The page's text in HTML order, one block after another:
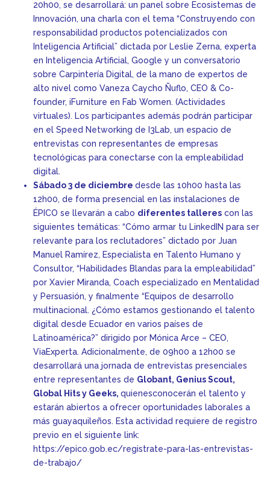
20h00, se desarrollará: un panel sobre Ecosistemas de
Innovación, una charla con el tema “Construyendo con
responsabilidad productos potencializados con
Inteligencia Artificial” dictada por Leslie Zerna, experta
en Inteligencia Artificial, Google y un conversatorio
sobre Carpintería Digital, de la mano de expertos de
alto nivel como Vaneza Caycho Ñuflo, CEO & Co-
founder, iFurniture en Fab Women. (Actividades
virtuales). Los participantes además podrán participar
en el Speed Networking de I3Lab, un espacio de
entrevistas con representantes de empresas
tecnológicas para conectarse con la empleabilidad
digital.
Sábado 3 de diciembre desde las 10h00 hasta las
12h00, de forma presencial en las instalaciones de
ÉPICO se llevarán a cabo diferentes talleres con las
siguientes temáticas: “Cómo armar tu LinkedIN para ser
relevante para los reclutadores” dictado por Juan
Manuel Ramírez, Especialista en Talento Humano y
Consultor, “Habilidades Blandas para la empleabilidad”
por Xavier Miranda, Coach especializado en Mentalidad
y Persuasión, y finalmente “Equipos de desarrollo
multinacional. ¿Cómo estamos gestionando el talento
digital desde Ecuador en varios países de
Latinoamérica?” dirigido por Mónica Arce – CEO,
ViaExperta. Adicionalmente, de 09h00 a 12h00 se
desarrollará una jornada de entrevistas presenciales
entre representantes de Globant, Genius Scout,
Global Hits y Geeks, quienesconocerán el talento y
estarán abiertos a ofrecer oportunidades laborales a
más guayaquileños. Esta actividad requiere de registro
previo en el siguiente link:
https://epico.gob.ec/registrate-para-las-entrevistas-
de-trabajo/